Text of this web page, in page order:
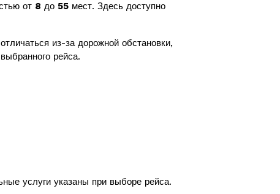
от 8 до 55 мест. Здесь доступно
из-за дорожной обстановки,
рейса.
услуги указаны при выборе рейса.